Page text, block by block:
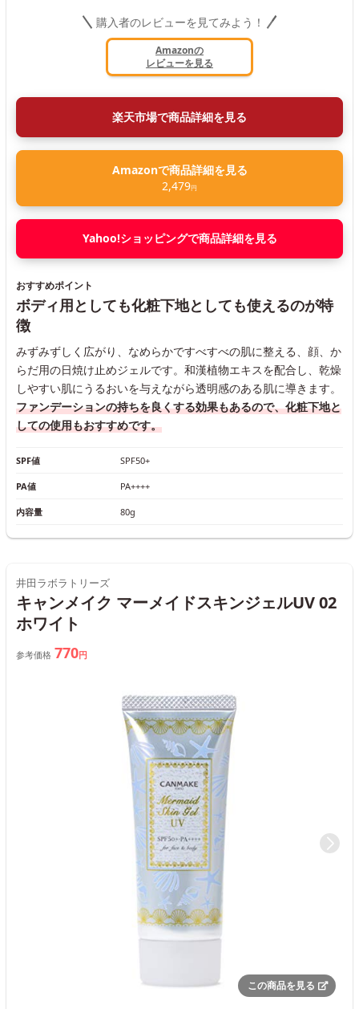
購入者のレビューを見てみよう！
Amazonの
レビューを見る
楽天市場で商品詳細を見る
Amazonで商品詳細を見る
2,479円
Yahoo!ショッピングで商品詳細を見る
おすすめポイント
ボディ用としても化粧下地としても使えるのが特
徴
みずみずしく広がり、なめらかですべすべの肌に整える、顔、か
らだ用の日焼け止めジェルです。和漢植物エキスを配合し、乾燥
しやすい肌にうるおいを与えながら透明感のある肌に導きます。
ファンデーションの持ちを良くする効果もあるので、化粧下地と
しての使用もおすすめです。
SPF値 SPF50+
PA値 PA++++
内容量 80g
井田ラボラトリーズ
キャンメイク マーメイドスキンジェルUV 02
ホワイト
参考価格 770円
この商品を見る